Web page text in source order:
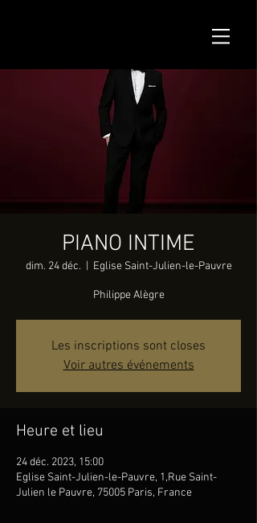
PIANO INTIME
dim. 24 déc. Eglise Saint-Julien-le-Pauvre
Philippe Alègre
Les inscriptions sont closes
Voir autres événements
Heure et lieu
24 déc. 2023, 15:00
Eglise Saint-Julien-le-Pauvre, 1,Rue Saint-
Julien le Pauvre, 75005 Paris, France